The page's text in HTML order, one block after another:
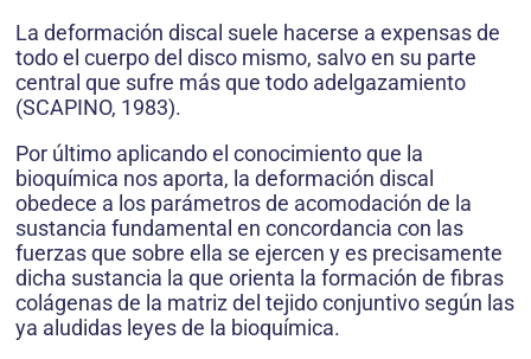
La deformación discal suele hacerse a expensas de
todo el cuerpo del disco mismo, salvo en su parte
central que sufre más que todo adelgazamiento
(SCAPINO, 1983).
Por último aplicando el conocimiento que la
bioquímica nos aporta, la deformación discal
obedece a los parámetros de acomodación de la
sustancia fundamental en concordancia con las
fuerzas que sobre ella se ejercen y es precisamente
dicha sustancia la que orienta la formación de fibras
colágenas de la matriz del tejido conjuntivo según las
ya aludidas leyes de la bioquímica.